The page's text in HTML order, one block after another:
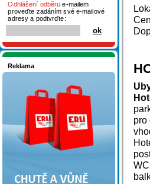
Odhlášení odběru e-mailem
proveďte zadáním své e-mailové
adresy a podtvrďte:
Reklama
pro